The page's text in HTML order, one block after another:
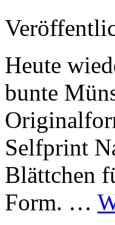
Heute
bunte
Selfprint
Blättchen
Form. …